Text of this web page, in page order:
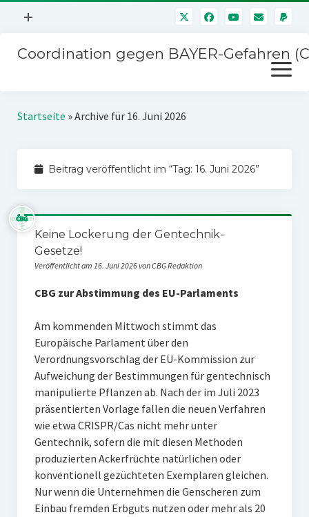
Menü
+
Mitmachen
Störfälle
Coordination gegen BAYER-Gefahren
Menü
öffnen
Kampagnen
Stichwort BAYER
SPENDEN
Startseite »Archive für 16. Juni 2026
Beitrag veröffentlicht im “Tag: 16. Juni 2026”
Keine Lockerung der Gentechnik-
Gesetze!
Veröffentlicht am 16. Juni 2026 von CBG Redaktion
CBG zur Abstimmung des EU-Parlaments
Am kommenden Mittwoch stimmt das
Europäische Parlament über den
Verordnungsvorschlag der EU-Kommission zur
Aufweichung der Bestimmungen für gentechnisch
manipulierte Pflanzen ab. Nach der im Juli 2023
präsentierten Vorlage fallen die neuen Verfahren
wie etwa CRISPR/Cas nicht mehr unter
Gentechnik, sofern die mit diesen Methoden
produzierten Ackerfrüchte natürlichen oder
konventionell gezüchteten Exemplaren gleichen.
Nur wenn die Unternehmen die Genscheren zum
Einbau fremden Erbguts nutzen oder mehr als 20